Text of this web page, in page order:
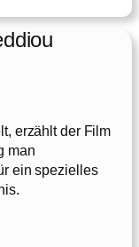
erzählt der Film
man
ein spezielles